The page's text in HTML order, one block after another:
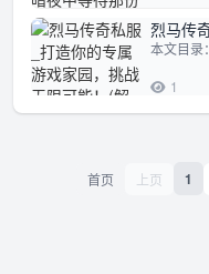
烈马传
无限可
1
首页 上页 1